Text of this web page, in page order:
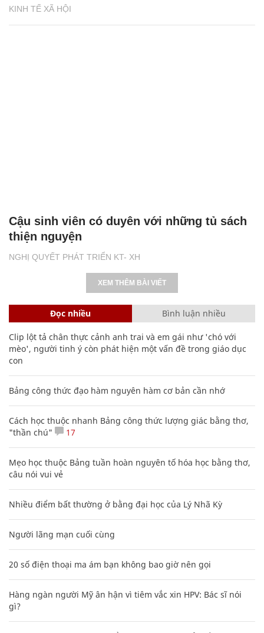
KINH TẾ XÃ HỘI
NGHỊ QUYẾT PHÁT TRIỂN KT- XH
Cậu sinh viên có duyên với những tủ sách
thiện nguyện
XEM THÊM BÀI VIẾT
Đọc nhiều Bình luận nhiều
Clip lột tả chân thực cảnh anh trai và em gái như 'chó với
mèo', người tinh ý còn phát hiện một vấn đề trong giáo dục
con
Bảng công thức đạo hàm nguyên hàm cơ bản cần nhớ
Cách học thuộc nhanh Bảng công thức lượng giác bằng thơ,
"thần chú"
17
Mẹo học thuộc Bảng tuần hoàn nguyên tố hóa học bằng thơ,
câu nói vui vẻ
Nhiều điểm bất thường ở bằng đại học của Lý Nhã Kỳ
Người lãng mạn cuối cùng
20 số điện thoại ma ám bạn không bao giờ nên gọi
Hàng ngàn người Mỹ ân hận vì tiêm vắc xin HPV: Bác sĩ nói
gì?